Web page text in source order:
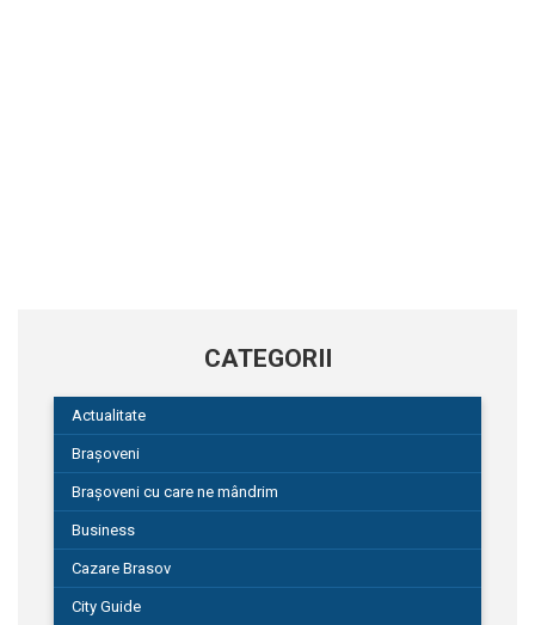
CATEGORII
Actualitate
Brașoveni
Brașoveni cu care ne mândrim
Business
Cazare Brasov
City Guide